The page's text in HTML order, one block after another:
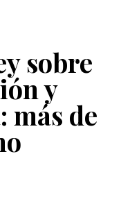
sobre
y
más de